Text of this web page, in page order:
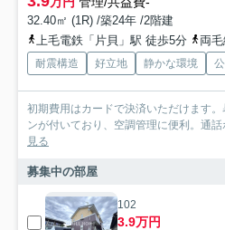
32.40㎡ (1R) /築24年 /2階建
上毛電鉄「片貝」駅 徒歩5分
両
耐震構造 好立地 静かな環境
初期費用はカードで決済いただけます
ンが付いており、空調管理に便利。通話
見る
募集中の部屋
102
3.9万円